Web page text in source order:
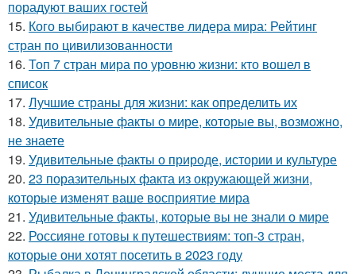
порадуют ваших гостей
15. Кого выбирают в качестве лидера мира: Рейтинг
стран по цивилизованности
16. Топ 7 стран мира по уровню жизни: кто вошел в
список
17. Лучшие страны для жизни: как определить их
18. Удивительные факты о мире, которые вы, возможно,
не знаете
19. Удивительные факты о природе, истории и культуре
20. 23 поразительных факта из окружающей жизни,
которые изменят ваше восприятие мира
21. Удивительные факты, которые вы не знали о мире
22. Россияне готовы к путешествиям: топ-3 стран,
которые они хотят посетить в 2023 году